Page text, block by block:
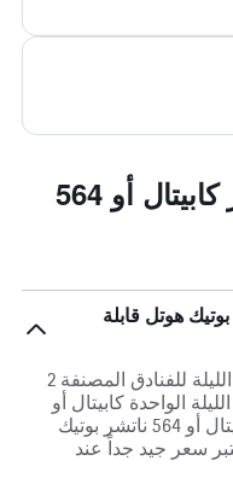
الأسئلة الشائعة عند حجز كابيتال أو 564
أو 564 ناتشر بوتيك هوتل قابلة
هناك فرق يبلغ 17% في متوسط ​​سعر الليلة للفنادق المصنفة 2
الواحدة كابيتال أو
564 ناتشر بوتيك هوتل. السعر في كابيتال أو 564 ناتشر بوتيك
يعتبر سعر جيد جداً عند